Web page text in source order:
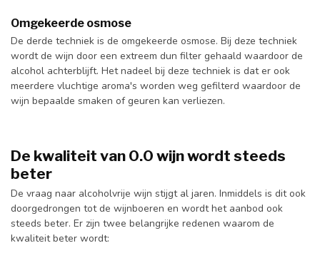
Omgekeerde osmose
De derde techniek is de omgekeerde osmose. Bij deze techniek
wordt de wijn door een extreem dun filter gehaald waardoor de
alcohol achterblijft. Het nadeel bij deze techniek is dat er ook
meerdere vluchtige aroma's worden weg gefilterd waardoor de
wijn bepaalde smaken of geuren kan verliezen.
De kwaliteit van 0.0 wijn wordt steeds
beter
De vraag naar alcoholvrije wijn stijgt al jaren. Inmiddels is dit ook
doorgedrongen tot de wijnboeren en wordt het aanbod ook
steeds beter. Er zijn twee belangrijke redenen waarom de
kwaliteit beter wordt: